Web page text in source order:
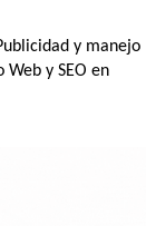
y manejo
Web y SEO en